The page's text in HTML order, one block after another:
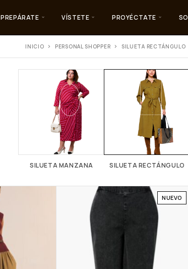
PREPÁRATE VÍSTETE PROYÉCTATE
INICIO PERSONAL SHOPPER SILUETA RECTÁNGULO
SILUETA MANZANA SILUETA RECTÁNGULO
NUEVO